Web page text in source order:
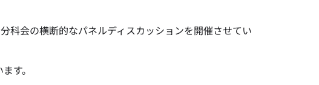
科会の横断的なパネルディスカッションを開催させてい
す。